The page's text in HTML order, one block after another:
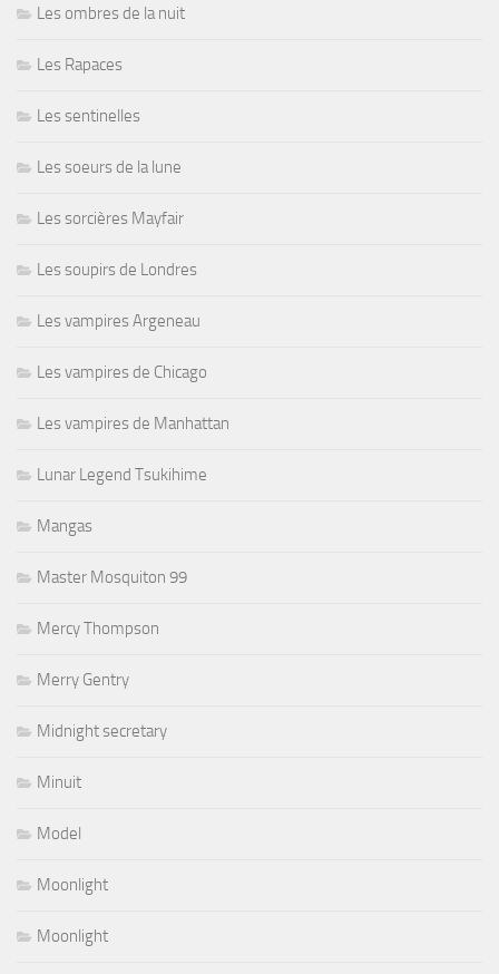
Les ombres de la nuit
Les Rapaces
Les sentinelles
Les soeurs de la lune
Les sorcières Mayfair
Les soupirs de Londres
Les vampires Argeneau
Les vampires de Chicago
Les vampires de Manhattan
Lunar Legend Tsukihime
Mangas
Master Mosquiton 99
Mercy Thompson
Merry Gentry
Midnight secretary
Minuit
Model
Moonlight
Moonlight